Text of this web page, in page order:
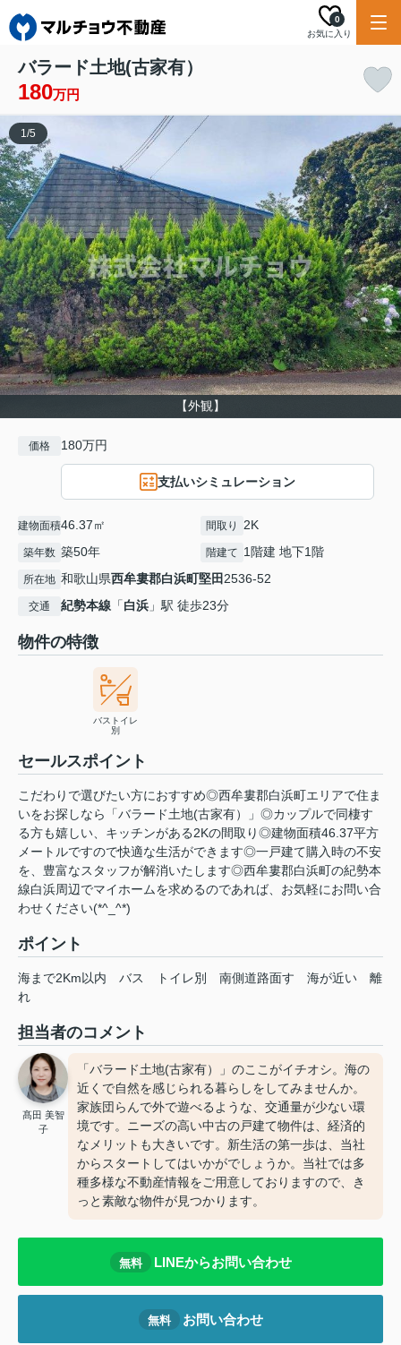
お気に入り
0
バラード土地(古家有）
180万円
【外観】
1/5
価格 180万円
支払いシミュレーション
建物面積46.37㎡ 間取り 2K
築年数 築50年 階建て 1階建 地下1階
所在地 和歌山県西牟婁郡白浜町堅田2536-52
交通 紀勢本線 「白浜 」駅 徒歩23分
物件の特徴
バストイレ
別
セールスポイント
こだわりで選びたい方におすすめ◎西牟婁郡白浜町エリアで住ま
いをお探しなら「バラード土地(古家有）」◎カップルで同棲す
る方も嬉しい、キッチンがある2Kの間取り◎建物面積46.37平方
メートルですので快適な生活ができます◎一戸建て購入時の不安
を、豊富なスタッフが解消いたします◎西牟婁郡白浜町の紀勢本
線白浜周辺でマイホームを求めるのであれば、お気軽にお問い合
わせください(*^_^*)
ポイント
海まで2Km以内 バス トイレ別 南側道路面す 海が近い
離
れ
担当者のコメント
髙田 美智
子
「バラード土地(古家有）」のここがイチオシ。海の
近くで自然を感じられる暮らしをしてみませんか。
家族団らんで外で遊べるような、交通量が少ない環
境です。ニーズの高い中古の戸建て物件は、経済的
なメリットも大きいです。新生活の第一歩は、当社
からスタートしてはいかがでしょうか。当社では多
種多様な不動産情報をご用意しておりますので、き
っと素敵な物件が見つかります。
無料 LINEからお問い合わせ
無料 お問い合わせ